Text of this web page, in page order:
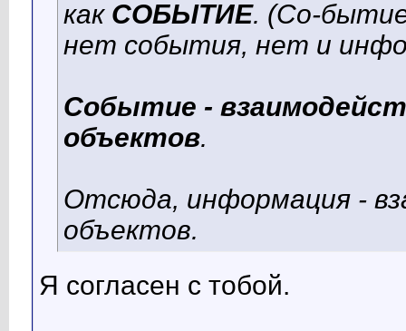
как СОБЫТИЕ. (Со-
нет события, нет и
Событие -
объектов.
Отсюда, информация -
объектов.
Я согласен с тобой.